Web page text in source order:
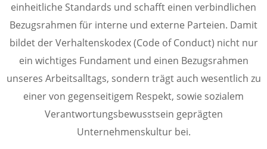
einheitliche Standards und schafft einen verbindlichen
Bezugsrahmen für interne und externe Parteien. Damit
bildet der Verhaltenskodex (Code of Conduct) nicht nur
ein wichtiges Fundament und einen Bezugsrahmen
unseres Arbeitsalltags, sondern trägt auch wesentlich zu
einer von gegenseitigem Respekt, sowie sozialem
Verantwortungsbewusstsein geprägten
Unternehmenskultur bei.